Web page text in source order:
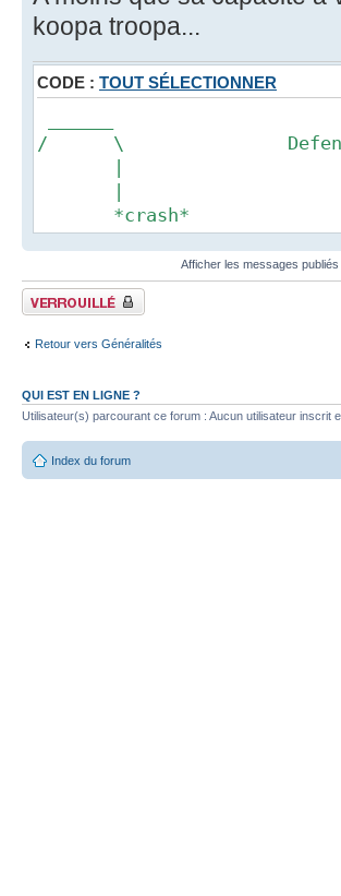
koopa troopa...
CODE : TOUT SÉLECTIONNER
______
/ \
|
|
*crash*
Afficher les messages publiés
Fil verrouillé
Retour vers Généralités
QUI EST EN LIGNE ?
Utilisateur(s) parcourant ce forum : Aucun utilisateur inscrit
Index du forum